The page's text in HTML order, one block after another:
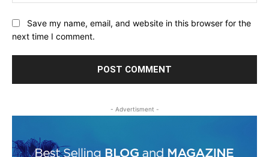
Save my name, email, and website in this browser for the
next time I comment.
- Advertisment -